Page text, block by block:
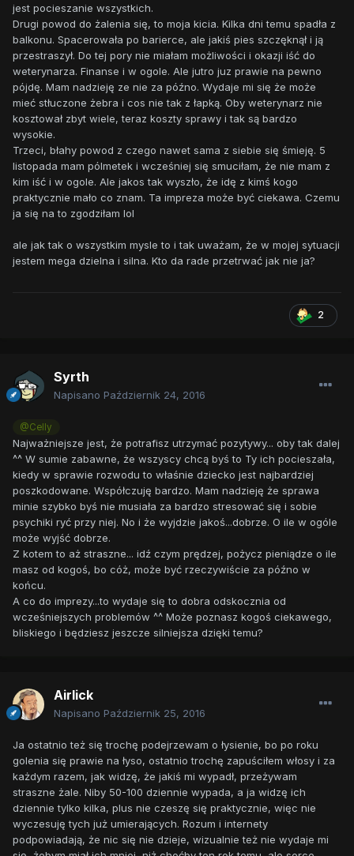
jest pocieszanie wszystkich.
Drugi powod do żalenia się, to moja kicia. Kilka dni temu spadła z
balkonu. Spacerowała po barierce, ale jakiś pies szczęknął i ją
przestraszył. Do tej pory nie miałam możliwości i okazji iść do
weterynarza. Finanse i w ogole. Ale jutro juz prawie na pewno
pójdę. Mam nadzieję ze nie za późno. Wydaje mi się że może
mieć stłuczone żebra i cos nie tak z łapką. Oby weterynarz nie
kosztował zbyt wiele, teraz koszty sprawy i tak są bardzo
wysokie.
Trzeci, błahy powod z czego nawet sama z siebie się śmieję. 5
listopada mam pólmetek i wcześniej się smuciłam, że nie mam z
kim iść i w ogole. Ale jakos tak wyszło, że idę z kimś kogo
praktycznie mało co znam. Ta impreza może być ciekawa. Czemu
ja się na to zgodziłam lol
ale jak tak o wszystkim mysle to i tak uważam, że w mojej sytuacji
jestem mega dzielna i silna. Kto da rade przetrwać jak nie ja?
2
Syrth
Napisano Październik 24, 2016
@Celly
Najważniejsze jest, że potrafisz utrzymać pozytywy... oby tak dalej
^^ W sumie zabawne, że wszyscy chcą byś to Ty ich pocieszała,
kiedy w sprawie rozwodu to właśnie dziecko jest najbardziej
poszkodowane. Współczuję bardzo. Mam nadzieję że sprawa
minie szybko byś nie musiała za bardzo stresować się i sobie
psychiki ryć przy niej. No i że wyjdzie jakoś...dobrze. O ile w ogóle
może wyjść dobrze.
Z kotem to aż straszne... idź czym prędzej, pożycz pieniądze o ile
masz od kogoś, bo cóż, może być rzeczywiście za późno w
końcu.
A co do imprezy...to wydaje się to dobra odskocznia od
wcześniejszych problemów ^^ Może poznasz kogoś ciekawego,
bliskiego i będziesz jeszcze silniejsza dzięki temu?
Airlick
Napisano Październik 25, 2016
Ja ostatnio też się trochę podejrzewam o łysienie, bo po roku
golenia się prawie na łyso, ostatnio trochę zapuściłem włosy i za
każdym razem, jak widzę, że jakiś mi wypadł, przeżywam
straszne żale. Niby 50-100 dziennie wypada, a ja widzę ich
dziennie tylko kilka, plus nie czeszę się praktycznie, więc nie
wyczesuję tych już umierających. Rozum i internety
podpowiadają, że nic się nie dzieje, wizualnie też nie wydaje mi